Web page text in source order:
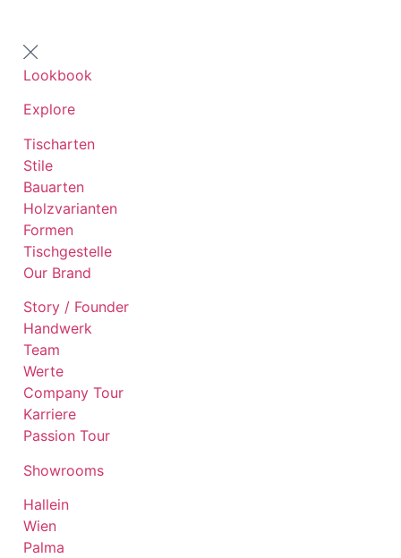
springen
Lookbook
Explore
Tischarten
Stile
Bauarten
Holzvarianten
Formen
Tischgestelle
Our Brand
Story / Founder
Handwerk
Team
Werte
Company Tour
Karriere
Passion Tour​
Showrooms​
Hallein
Wien
Palma